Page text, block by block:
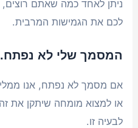
ניתן לאחד כמה שאתם רוצים,
לכם את הגמישות המרבית.
המסמך שלי לא
אם מסמך לא נפתח, אנו
או למצוא מומחה שיתקן את
לבעיה זו.